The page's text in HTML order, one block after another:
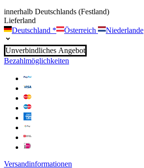
innerhalb Deutschlands (Festland)
Lieferland
Deutschland * Österreich Niederlande
Unverbindliches Angebot
Bezahlmöglichkeiten
Versandinformationen